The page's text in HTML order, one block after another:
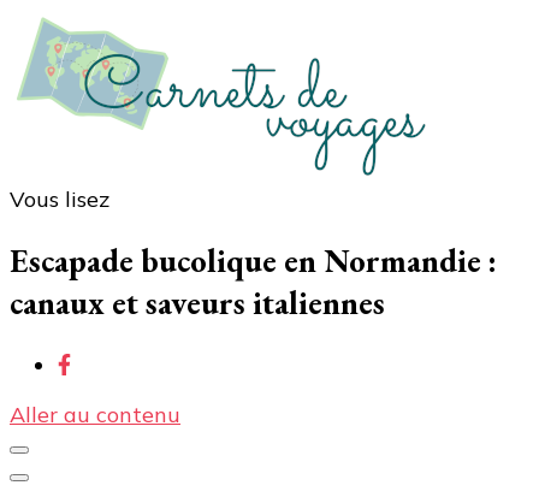
voyages, des conseils et avis sur les hôtelss
Vous lisez
Escapade bucolique en Normandie :
canaux et saveurs italiennes
Aller au contenu